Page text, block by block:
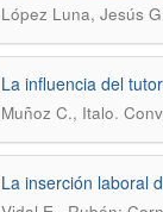
López Luna, Jesús
La influencia del
Muñoz C., Italo.
La inserción laboral